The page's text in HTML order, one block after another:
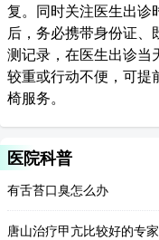
复。同时关注医生出诊
后，务必携带身份证、
测记录，在医生出诊当
较重或行动不便，可提
椅服务。
医院科普
有舌苔口臭怎么办
唐山治疗甲亢比较好的专